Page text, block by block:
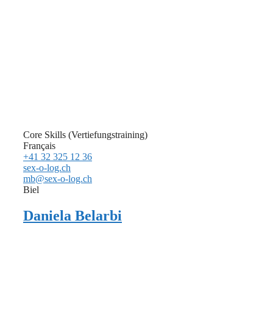
Core Skills (Vertiefungstraining)
Français
+41 32 325 12 36
sex-o-log.ch
mb@sex-o-log.ch
Biel
Daniela Belarbi